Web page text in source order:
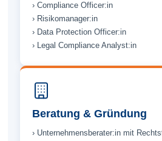
› Compliance Officer:in
› Risikomanager:in
› Data Protection Officer:in
› Legal Compliance Analyst:in
Beratung & Gründung
› Unternehmens­berater:in mit